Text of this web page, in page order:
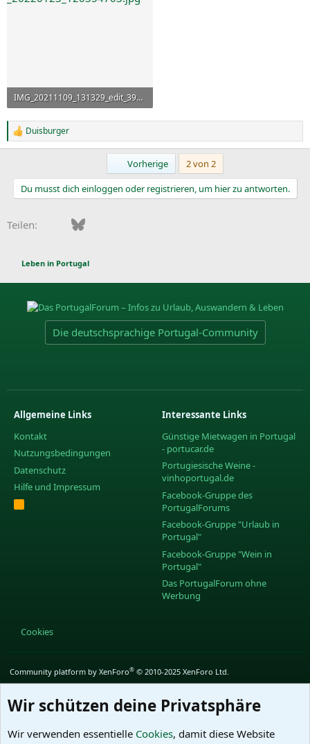
IMG_20211109_131329_edit_390766120824225_resized_20220123_120354703.jpg
146,1 KB · Aufrufe: 8
R
e
t
o
e
Duisburger
Vorherige
2 von 2
Du musst dich einloggen oder registrieren, um hier zu antworten.
Teilen: FacebookBluesky
Leben in Portugal
Die deutschsprachige Portugal-Community
Allgemeine Links
Kontakt
Nutzungsbedingungen
Datenschutz
Hilfe und Impressum
R
S
Interessante Links
Günstige Mietwagen in Portugal
- portucar.de
Portugiesische Weine -
vinhoportugal.de
Facebook-Gruppe des
PortugalForums
Facebook-Gruppe "Urlaub in
Portugal"
Facebook-Gruppe "Wein in
Portugal"
Das PortugalForum ohne
Werbung
Cookies
Community platform by XenForo® © 2010-2025 XenForo Ltd.
Wir schützen deine Privatsphäre
Wir verwenden essentielle Cookies, damit diese Website